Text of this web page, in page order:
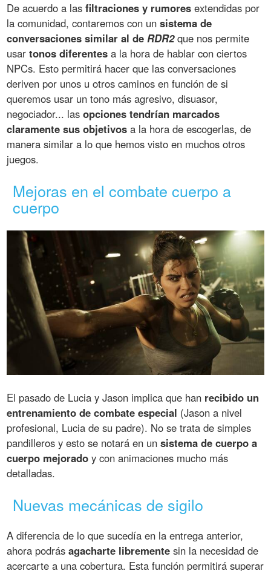
De acuerdo a lasfiltraciones y rumores extendidas por
la comunidad, contaremos con unsistema de
conversaciones similar al deRDR2que nos permite
usartonos diferentes a la hora de hablar con ciertos
NPCs. Esto permitirá hacer que las conversaciones
deriven por unos u otros caminos en función de si
queremos usar un tono más agresivo, disuasor,
negociador... lasopciones tendrían marcados
claramente sus objetivos a la hora de escogerlas, de
manera similar a lo que hemos visto en muchos otros
juegos.
Mejoras en el combate cuerpo a
cuerpo
El pasado de Lucia y Jason implica que han recibido un
entrenamiento de combate especial (Jason a nivel
profesional, Lucia de su padre). No se trata de simples
pandilleros y esto se notará en unsistema de cuerpo a
cuerpo mejorado y con animaciones mucho más
detalladas.
Nuevas mecánicas de sigilo
A diferencia de lo que sucedía en la entrega anterior,
ahora podrásagacharte libremente sin la necesidad de
acercarte a una cobertura. Esta función permitirá superar